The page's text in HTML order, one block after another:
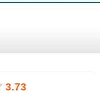
3.73